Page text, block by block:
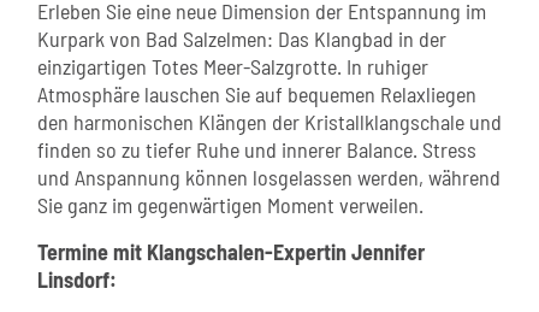
Erleben Sie eine neue Dimension der Entspannung im
Kurpark von Bad Salzelmen: Das Klangbad in der
einzigartigen Totes Meer-Salzgrotte. In ruhiger
Atmosphäre lauschen Sie auf bequemen Relaxliegen
den harmonischen Klängen der Kristallklangschale und
finden so zu tiefer Ruhe und innerer Balance. Stress
und Anspannung können losgelassen werden, während
Sie ganz im gegenwärtigen Moment verweilen.
Termine mit Klangschalen-Expertin Jennifer
Linsdorf: